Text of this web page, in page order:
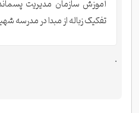
آموزش سازمان مدیریت
تفکیک زباله از مبدا در مدرسه
.